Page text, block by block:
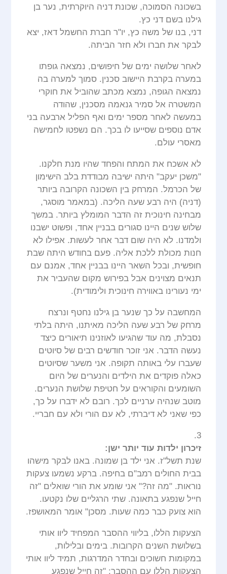
בשכונה הסמוכה, שכונת דניה היוקרתית, נער בן
גילנו בשם דני כץ.
דני, בנו של משה כץ, יו"ר חברת החשמל דאז, יצא
לבקר את חברו ולא חזר הביתה.
לאחר שלושה ימים של חיפושים, נמצאה גופתו
במערה בקרבת היישוב סכנין. סמוך למערה בה
נמצאה הגופה, נמצא מכתב שהוביל את חוקרי
המשטרה אל סמיר גנאמה מסכנין, שהודה
במעשה לאחר מספר ימים ואף הפליל ארבעה בני
אדם נוספים שסייעו לו בכך. הם נשפטו לחמישה
מאסרי עולם.
לא אשכח את המתח והפחד שהיו מנת חלקנו.
"משכן יעקב" היתה ישיבה מבודדת בלב הישימון
של הכרמל. המרחק בין השכונה הקרובה ביותר
(דניה) היה רבע שעה הליכה. (במאמר מוסגר,
מבחינה חינוכית זה הדבר המומלץ ביותר. במשך
שלוש שנים היינו סגורים בבניין אחד, ופשוט ישבנו
ולמדנו. לא היה שום דבר אחר לעשות. אפילו לא
חנות מכולת ללכת אליה. פעם בחודש היתה שבת
חופשית, ובכל השאר היינו בבניין אחד, אמנם עם
תנאים מצוינים אבל בפירוש מקום שהעביר את
ימי נעורינו באווירה חינוכית ולימודית).
המחשבה על כך שנער בן גילנו נחטף ונרצח
מרחק של רבע שעה הליכה מאיתנו, היתה בלתי
נסבלת, מה עוד שהגיעו לאוזנינו תיאורים כיצד
נעשה הדבר. אני זוכר חודשים רבים של סיוטים
שעברו עלי באותה תקופה. אני משער שסיוטים
כאלה פוקדים את הילדים והנערים של היום
השומעים והקוראים על חטיפת שלושת הנערים.
מוטב שנהיה ערניים לכך. רובם לא ידברו על כך,
כפי שאני לא דיברתי, לא עם הורי ולא עם חבריי.
3.
זיכרון ילדות עוד יותר ישן:
שנת תשל"ז. אני ילד בן שמונה. באנו לבקר מישהו
בבית החולים רמב"ם בחיפה. ברקע נשמעו צעקות
נוראות. "מה זה?" אני שומע את הורי שואלים "זה
חייל שנפגע בתאונה. שתי הרגליים שלו נקטעו.
הוא צועק כבר כמה שעות. מסכן" אומר המאושפז.
הצעקות הללו, בליווי ההסבר המפחיד ליוו אותי
בשלושת השנים הקרובות. בימים ובלילות,
במקומות חשוכים ובחדר המדרגות, תמיד ליוו אותי
הצעקות הללו עם ההסבר: "זה חייל שנפגע